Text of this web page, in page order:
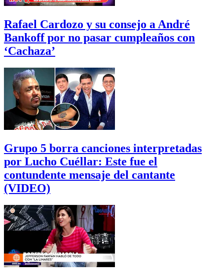
Rafael Cardozo y su consejo a André
Bankoff por no pasar cumpleaños con
‘Cachaza’
Grupo 5 borra canciones interpretadas
por Lucho Cuéllar: Este fue el
contundente mensaje del cantante
(VIDEO)